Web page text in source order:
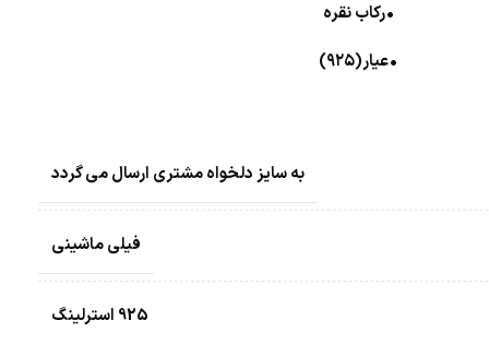
•رکاب نقره
•عیار(۹۲۵)
به سایز دلخواه مشتری ارسال می گردد
فیلی ماشینی
925 استرلینگ